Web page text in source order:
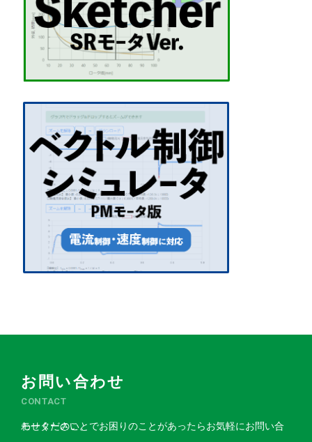
お問い合わせ
CONTACT
モーターのことでお困りのことがあったらお気軽にお問い合わせください。